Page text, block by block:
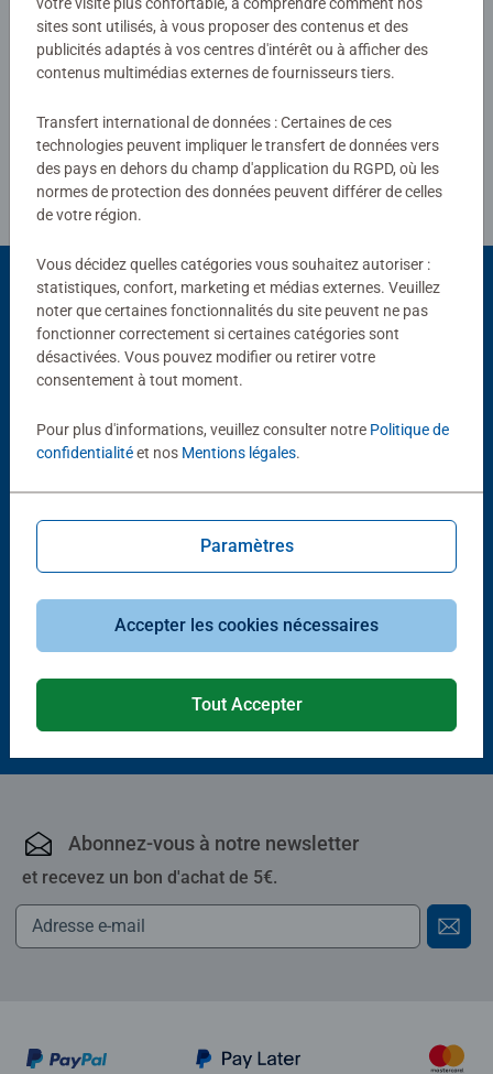
Rédiger une évaluation
Consignes d'évaluation
Choix populaires
D'autres personnes aiment aussi
Massif des montagnes bleues
Puzzle Nathan adulte
Abonnez-vous à notre newsletter
et recevez un bon d'achat de 5€.
sites sont utilisés, à vous proposer des contenus et des
publicités adaptés à vos centres d'intérêt ou à afficher des
contenus multimédias externes de fournisseurs tiers.
Transfert international de données : Certaines de ces
technologies peuvent impliquer le transfert de données vers
des pays en dehors du champ d'application du RGPD, où les
normes de protection des données peuvent différer de celles
de votre région.
Vous décidez quelles catégories vous souhaitez autoriser :
statistiques, confort, marketing et médias externes. Veuillez
noter que certaines fonctionnalités du site peuvent ne pas
fonctionner correctement si certaines catégories sont
désactivées. Vous pouvez modifier ou retirer votre
consentement à tout moment.
Pour plus d'informations, veuillez consulter notre Politique de
confidentialitéet nos Mentions légales.
Paramètres
Accepter les cookies nécessaires
Tout Accepter